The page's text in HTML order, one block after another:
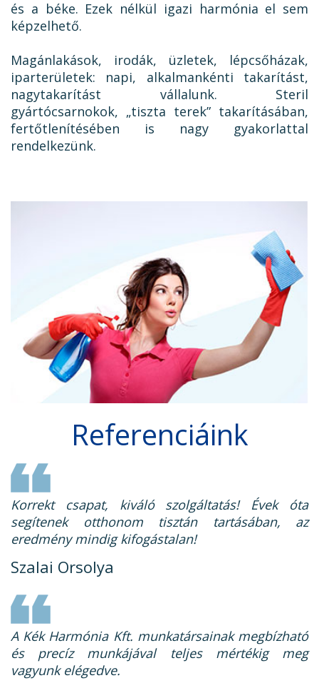
és a béke. Ezek nélkül igazi harmónia el sem
képzelhető.
Magánlakások, irodák, üzletek, lépcsőházak,
iparterületek: napi, alkalmankénti takarítást,
nagytakarítást vállalunk. Steril
gyártócsarnokok, „tiszta terek” takarításában,
fertőtlenítésében is nagy gyakorlattal
rendelkezünk.
Referenciáink
Korrekt csapat, kiváló szolgáltatás! Évek óta
segítenek otthonom tisztán tartásában, az
eredmény mindig kifogástalan!
Szalai Orsolya
A Kék Harmónia Kft. munkatársainak megbízható
és precíz munkájával teljes mértékig meg
vagyunk elégedve.